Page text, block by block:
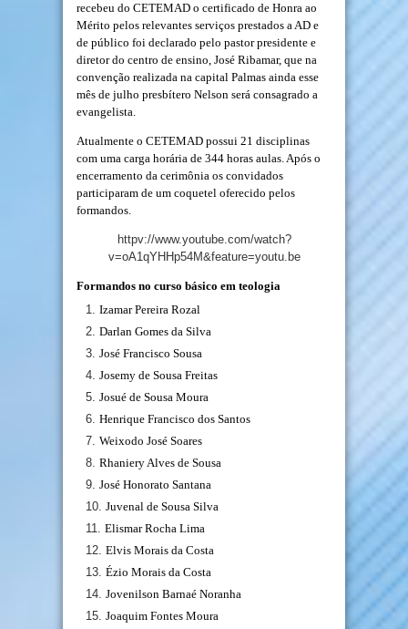
recebeu do CETEMAD o certificado de Honra ao
Mérito pelos relevantes serviços prestados a AD e
de público foi declarado pelo pastor presidente e
diretor do centro de ensino, José Ribamar, que na
convenção realizada na capital Palmas ainda esse
mês de julho presbítero Nelson será consagrado a
evangelista.
Atualmente o CETEMAD possui 21 disciplinas
com uma carga horária de 344 horas aulas. Após o
encerramento da cerimônia os convidados
participaram de um coquetel oferecido pelos
formandos.
httpv://www.youtube.com/watch?
v=oA1qYHHp54M&feature=youtu.be
Formandos no curso básico em teologia
Izamar Pereira Rozal
Darlan Gomes da Silva
José Francisco Sousa
Josemy de Sousa Freitas
Josué de Sousa Moura
Henrique Francisco dos Santos
Weixodo José Soares
Rhaniery Alves de Sousa
José Honorato Santana
Juvenal de Sousa Silva
Elismar Rocha Lima
Elvis Morais da Costa
Ézio Morais da Costa
Jovenilson Barnaé Noranha
Joaquim Fontes Moura